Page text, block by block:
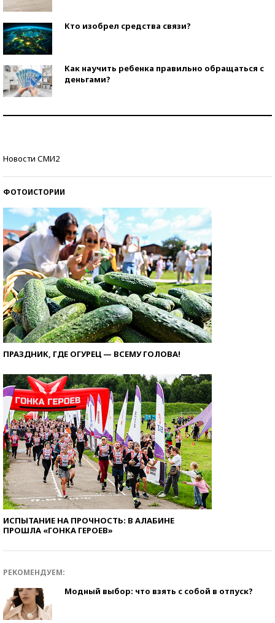
Кто изобрел средства связи?
Как научить ребенка правильно обращаться с
деньгами?
Новости СМИ2
ФОТОИСТОРИИ
ПРАЗДНИК, ГДЕ ОГУРЕЦ — ВСЕМУ ГОЛОВА!
ИСПЫТАНИЕ НА ПРОЧНОСТЬ: В АЛАБИНЕ
ПРОШЛА «ГОНКА ГЕРОЕВ»
РЕКОМЕНДУЕМ:
Модный выбор: что взять с собой в отпуск?